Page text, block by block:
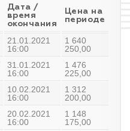
Дата /
время
окончания
Цена на
периоде
21.01.2021
16:00
1 640
250,00
31.01.2021
16:00
1 476
225,00
10.02.2021
16:00
1 312
200,00
20.02.2021
16:00
1 148
175,00